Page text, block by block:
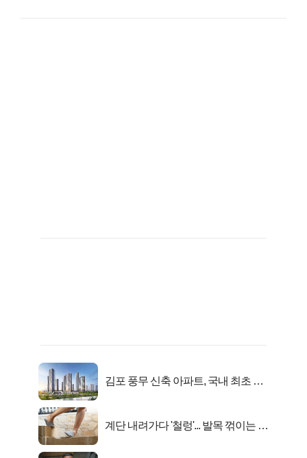
김포 풍무 신축 아파트, 국내 최초 반
계단 내려가다 '철렁'... 발목 꺾이는 이